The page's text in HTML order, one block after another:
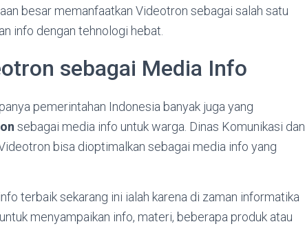
besar memanfaatkan Videotron sebagai salah satu
info dengan tehnologi hebat.
sebagai Media Info
pemerintahan Indonesia banyak juga yang
sebagai media info untuk warga. Dinas Komunikasi dan
bisa dioptimalkan sebagai media info yang
terbaik sekarang ini ialah karena di zaman informatika
menyampaikan info, materi, beberapa produk atau